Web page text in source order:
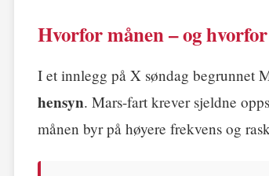
Hvorfor månen – og
I et innlegg på X søndag begrunnet
hensyn. Mars-fart krever sjeldne
månen byr på høyere frekvens og